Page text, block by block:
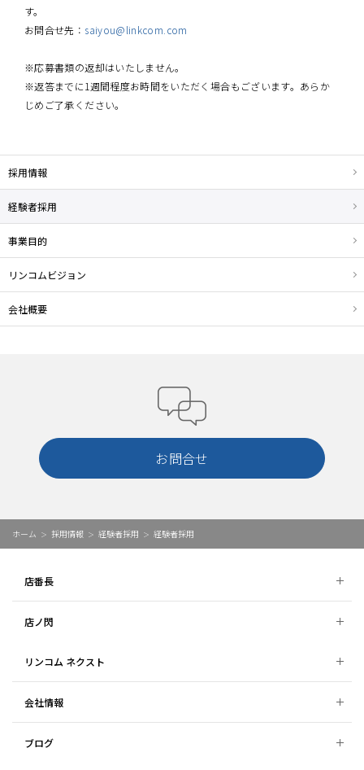
採用情報
経験者採用
事業目的
リンコムビジョン
会社概要
す。
お問合せ先： saiyou@linkcom.com
※応募書類の返却はいたしません。
※返答までに1週間程度お時間をいただく場合もございます。あらか
じめご了承ください。
お問合せ
ホーム 採用情報 経験者採用 経験者採用
店番長
店ノ閃
リンコム ネクスト
会社情報
ブログ